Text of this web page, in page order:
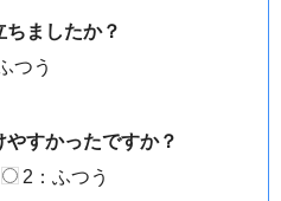
ましたか？
つう
すかったですか？
2：ふつう